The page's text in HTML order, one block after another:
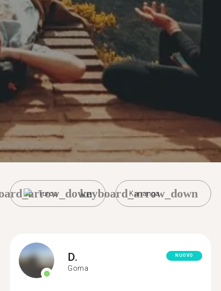
Turco Kananga
keyboard_arrow_down
D.
Goma
NUOVO